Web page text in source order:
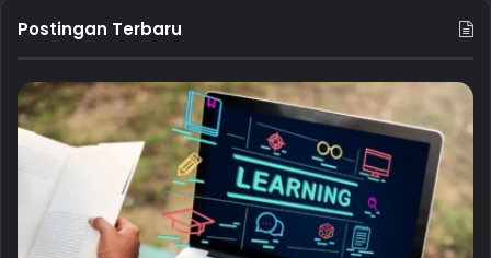
Postingan Terbaru